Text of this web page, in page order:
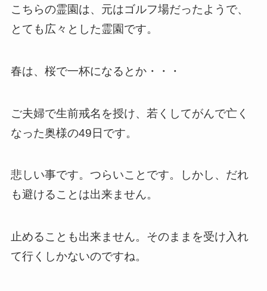
こちらの霊園は、元はゴルフ場だったようで、
とても広々とした霊園です。
春は、桜で一杯になるとか・・・
ご夫婦で生前戒名を授け、若くしてがんで亡く
なった奥様の49日です。
悲しい事です。つらいことです。しかし、だれ
も避けることは出来ません。
止めることも出来ません。そのままを受け入れ
て行くしかないのですね。